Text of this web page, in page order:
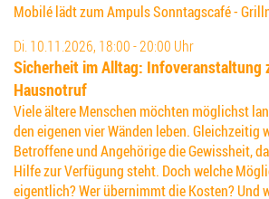
Mobilé lädt zum Ampuls Sonntagscafé -
Di. 10.11.2026, 18:00 - 20:00 Uhr
Sicher­heit im All­tag: Info­ver­an­stal­tung
Hausnotruf
Viele ältere Menschen möchten möglichst
den eigenen vier Wänden leben. Gleichzeitig
Betroffene und Angehörige die Gewissheit,
Hilfe zur Verfügung steht. Doch welche
eigentlich? Wer übernimmt die Kosten? Und